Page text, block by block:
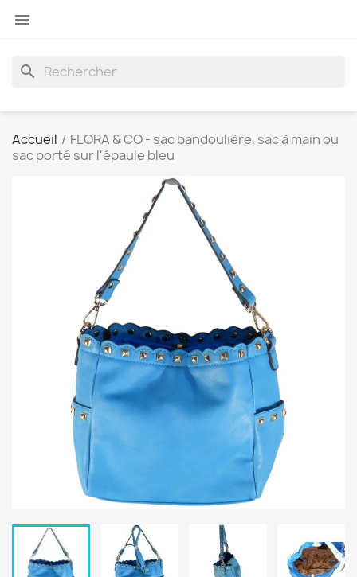

search
Accueil
FLORA & CO - sac bandoulière, sac à main ou
sac porté sur l'épaule bleu